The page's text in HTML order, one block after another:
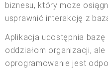
biznesu, który może
usprawnić interakcję z
Aplikacja udostępnia
oddziałom organizacji,
oprogramowanie jest